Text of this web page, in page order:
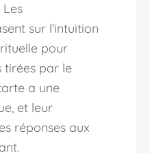
sur l'intuition
pour
tirées par le
a une
et leur
réponses aux